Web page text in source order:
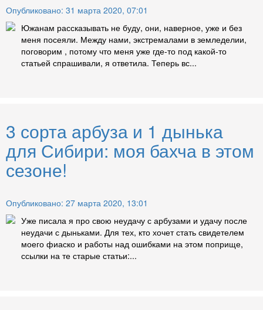
Опубликовано: 31 марта 2020, 07:01
Южанам рассказывать не буду, они, наверное, уже и без
меня посеяли. Между нами, экстремалами в земледелии,
поговорим , потому что меня уже где-то под какой-то
статьей спрашивали, я ответила. Теперь вс...
3 сорта арбуза и 1 дынька
для Сибири: моя бахча в этом
сезоне!
Опубликовано: 27 марта 2020, 13:01
Уже писала я про свою неудачу с арбузами и удачу после
неудачи с дыньками. Для тех, кто хочет стать свидетелем
моего фиаско и работы над ошибками на этом поприще,
ссылки на те старые статьи:...